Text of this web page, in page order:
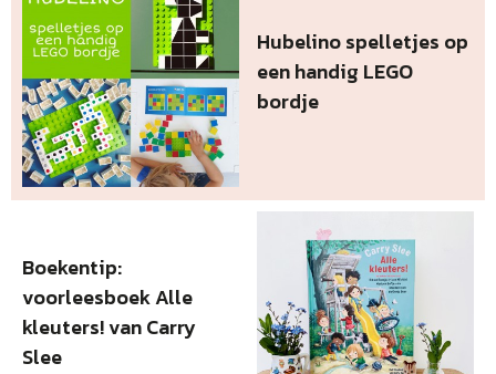
Hubelino spelletjes op
een handig LEGO
bordje
Boekentip:
voorleesboek Alle
kleuters! van Carry
Slee